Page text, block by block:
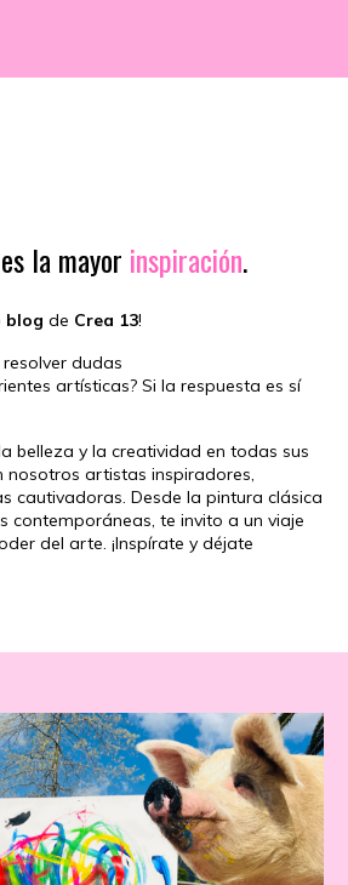
es la mayor inspiración.
blog de Crea 13!
dudas
artísticas? Si la respuesta es sí
belleza y la creatividad en todas sus
nosotros artistas inspiradores,
cautivadoras. Desde la pintura clásica
contemporáneas, te invito a un viaje
del arte. ¡Inspírate y déjate